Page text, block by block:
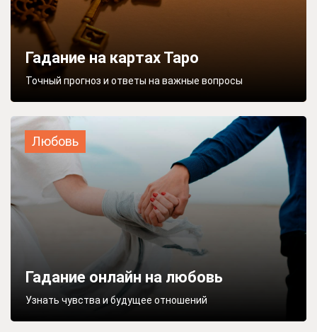
Гадание на картах Таро
Точный прогноз и ответы на важные вопросы
Любовь
Гадание онлайн на любовь
Узнать чувства и будущее отношений